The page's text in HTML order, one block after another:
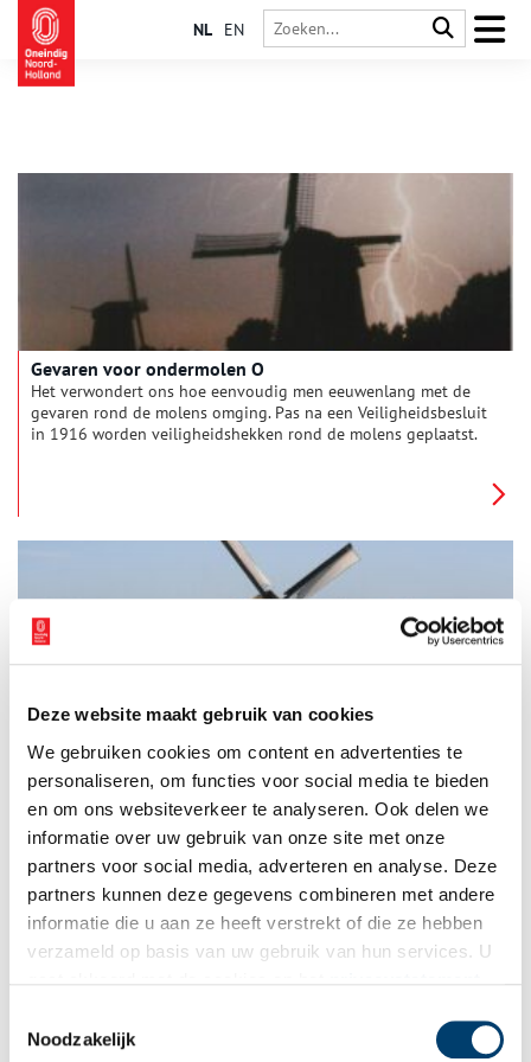
Deze website maakt gebruik van cookies
We gebruiken cookies om content en advertenties te
personaliseren, om functies voor social media te bieden
en om ons websiteverkeer te analyseren. Ook delen we
informatie over uw gebruik van onze site met onze
partners voor social media, adverteren en analyse. Deze
partners kunnen deze gegevens combineren met andere
informatie die u aan ze heeft verstrekt of die ze hebben
verzameld op basis van uw gebruik van hun services. U
Noodzakelijk
NL EN
Gevaren voor ondermolen O
Het verwondert ons hoe eenvoudig men eeuwenlang met de
gevaren rond de molens omging. Pas na een Veiligheidsbesluit
in 1916 worden veiligheidshekken rond de molens geplaatst.
De watermolens van de Schermeer zijn altijd bewoond
geweest. Uit noodzaak, want de molen moest op afroep direct
kunnen malen. Dus woonde de molenaar met zijn gezin in de
molen. Eigenlijk was de molen een werktuig, waarin ook nog
gewoond werd.